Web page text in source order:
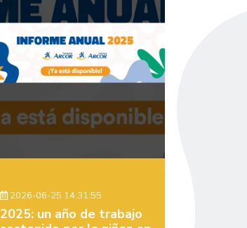
2026-06-25 14:31:55
2025: un año de trabajo